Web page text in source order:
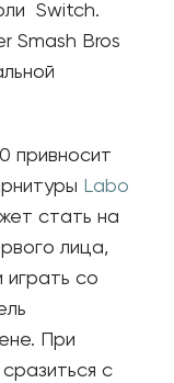
Switch.
Smash Bros
привносит
Labo
стать на
лица,
со
При
с